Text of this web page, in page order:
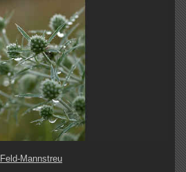
Feld-Mannstreu